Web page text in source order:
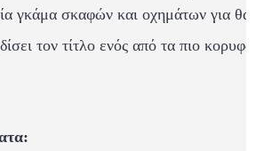
γκάμα σκαφών και οχημάτων για
τον τίτλο ενός από τα πιο